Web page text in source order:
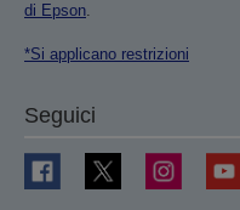
di Epson.
*Si applicano restrizioni
Seguici